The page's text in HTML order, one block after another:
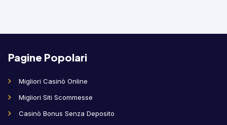
Pagine Popolari
Migliori Casinò Online
Migliori Siti Scommesse
Casinò Bonus Senza Deposito